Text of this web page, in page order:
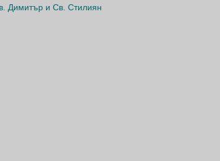
Димитър и Св. Стилиян